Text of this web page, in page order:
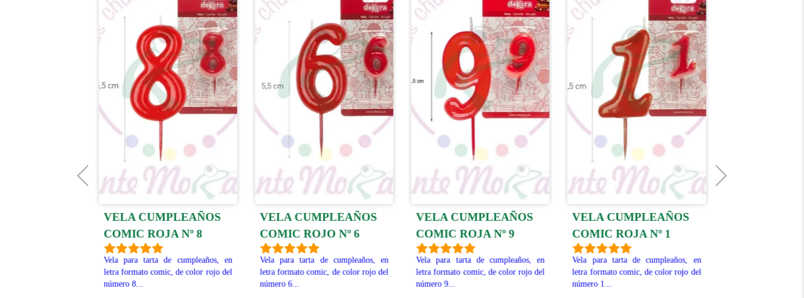
VELA CUMPLEAÑOS
COMIC ROJA Nº 8
Vela para tarta de cumpleaños, en
letra formato comic, de color rojo del
número 8...
VELA CUMPLEAÑOS
COMIC ROJO Nº 6
Vela para tarta de cumpleaños, en
letra formato comic, de color rojo del
número 6...
VELA CUMPLEAÑOS
COMIC ROJA Nº 9
Vela para tarta de cumpleaños, en
letra formato comic, de color rojo del
número 9...
VELA CUMPLEAÑOS
COMIC ROJA Nº 1
Vela para tarta de cumpleaños, en
letra formato comic, de color rojo del
número 1...